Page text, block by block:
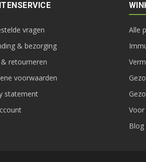
vragen
& bezorging
& retourneren
voorwaarden
statement
Alle
Blog